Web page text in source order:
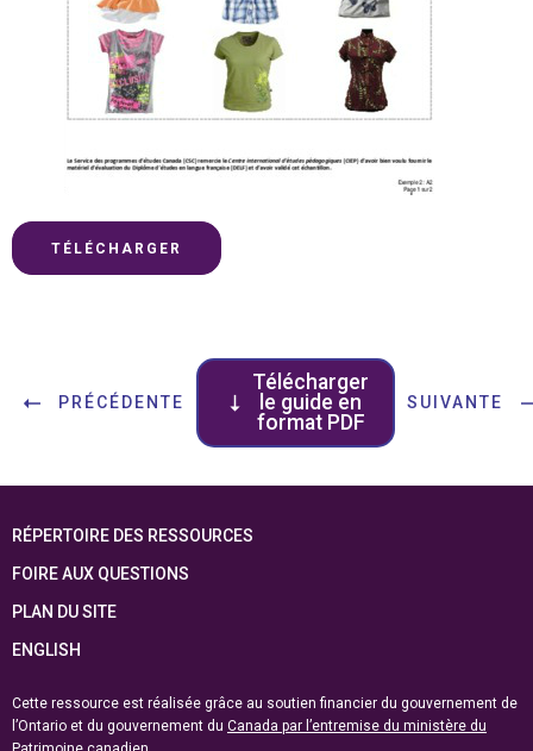
TÉLÉCHARGER
PRÉCÉDENTE
Télécharger
le guide en
format PDF
SUIVANTE
RÉPERTOIRE DES RESSOURCES
FOIRE AUX QUESTIONS
PLAN DU SITE
ENGLISH
Cette ressource est réalisée grâce au soutien financier du gouvernement de
l’Ontario et du gouvernement du Canada par l’entremise du ministère du